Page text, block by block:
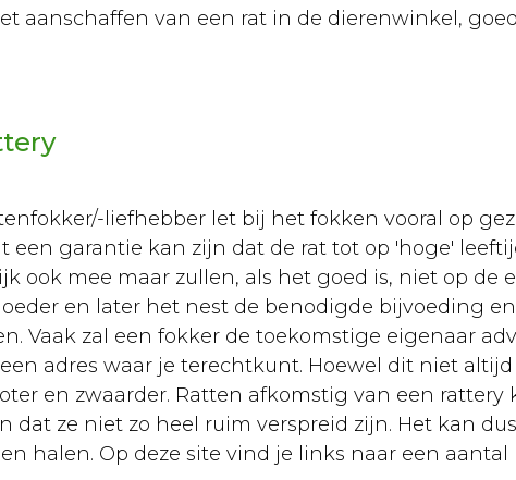
aanschaffen van een rat in de dierenwinkel,
liefhebber let bij het fokken vooral op
een garantie kan zijn dat de rat tot op 'hoge'
ook mee maar zullen, als het goed is, niet op de
en later het nest de benodigde bijvoeding
Vaak zal een fokker de toekomstige eigenaar
adres waar je terechtkunt. Hoewel dit niet
en zwaarder. Ratten afkomstig van een
dat ze niet zo heel ruim verspreid zijn. Het kan
halen. Op deze site vind je links naar een aantal